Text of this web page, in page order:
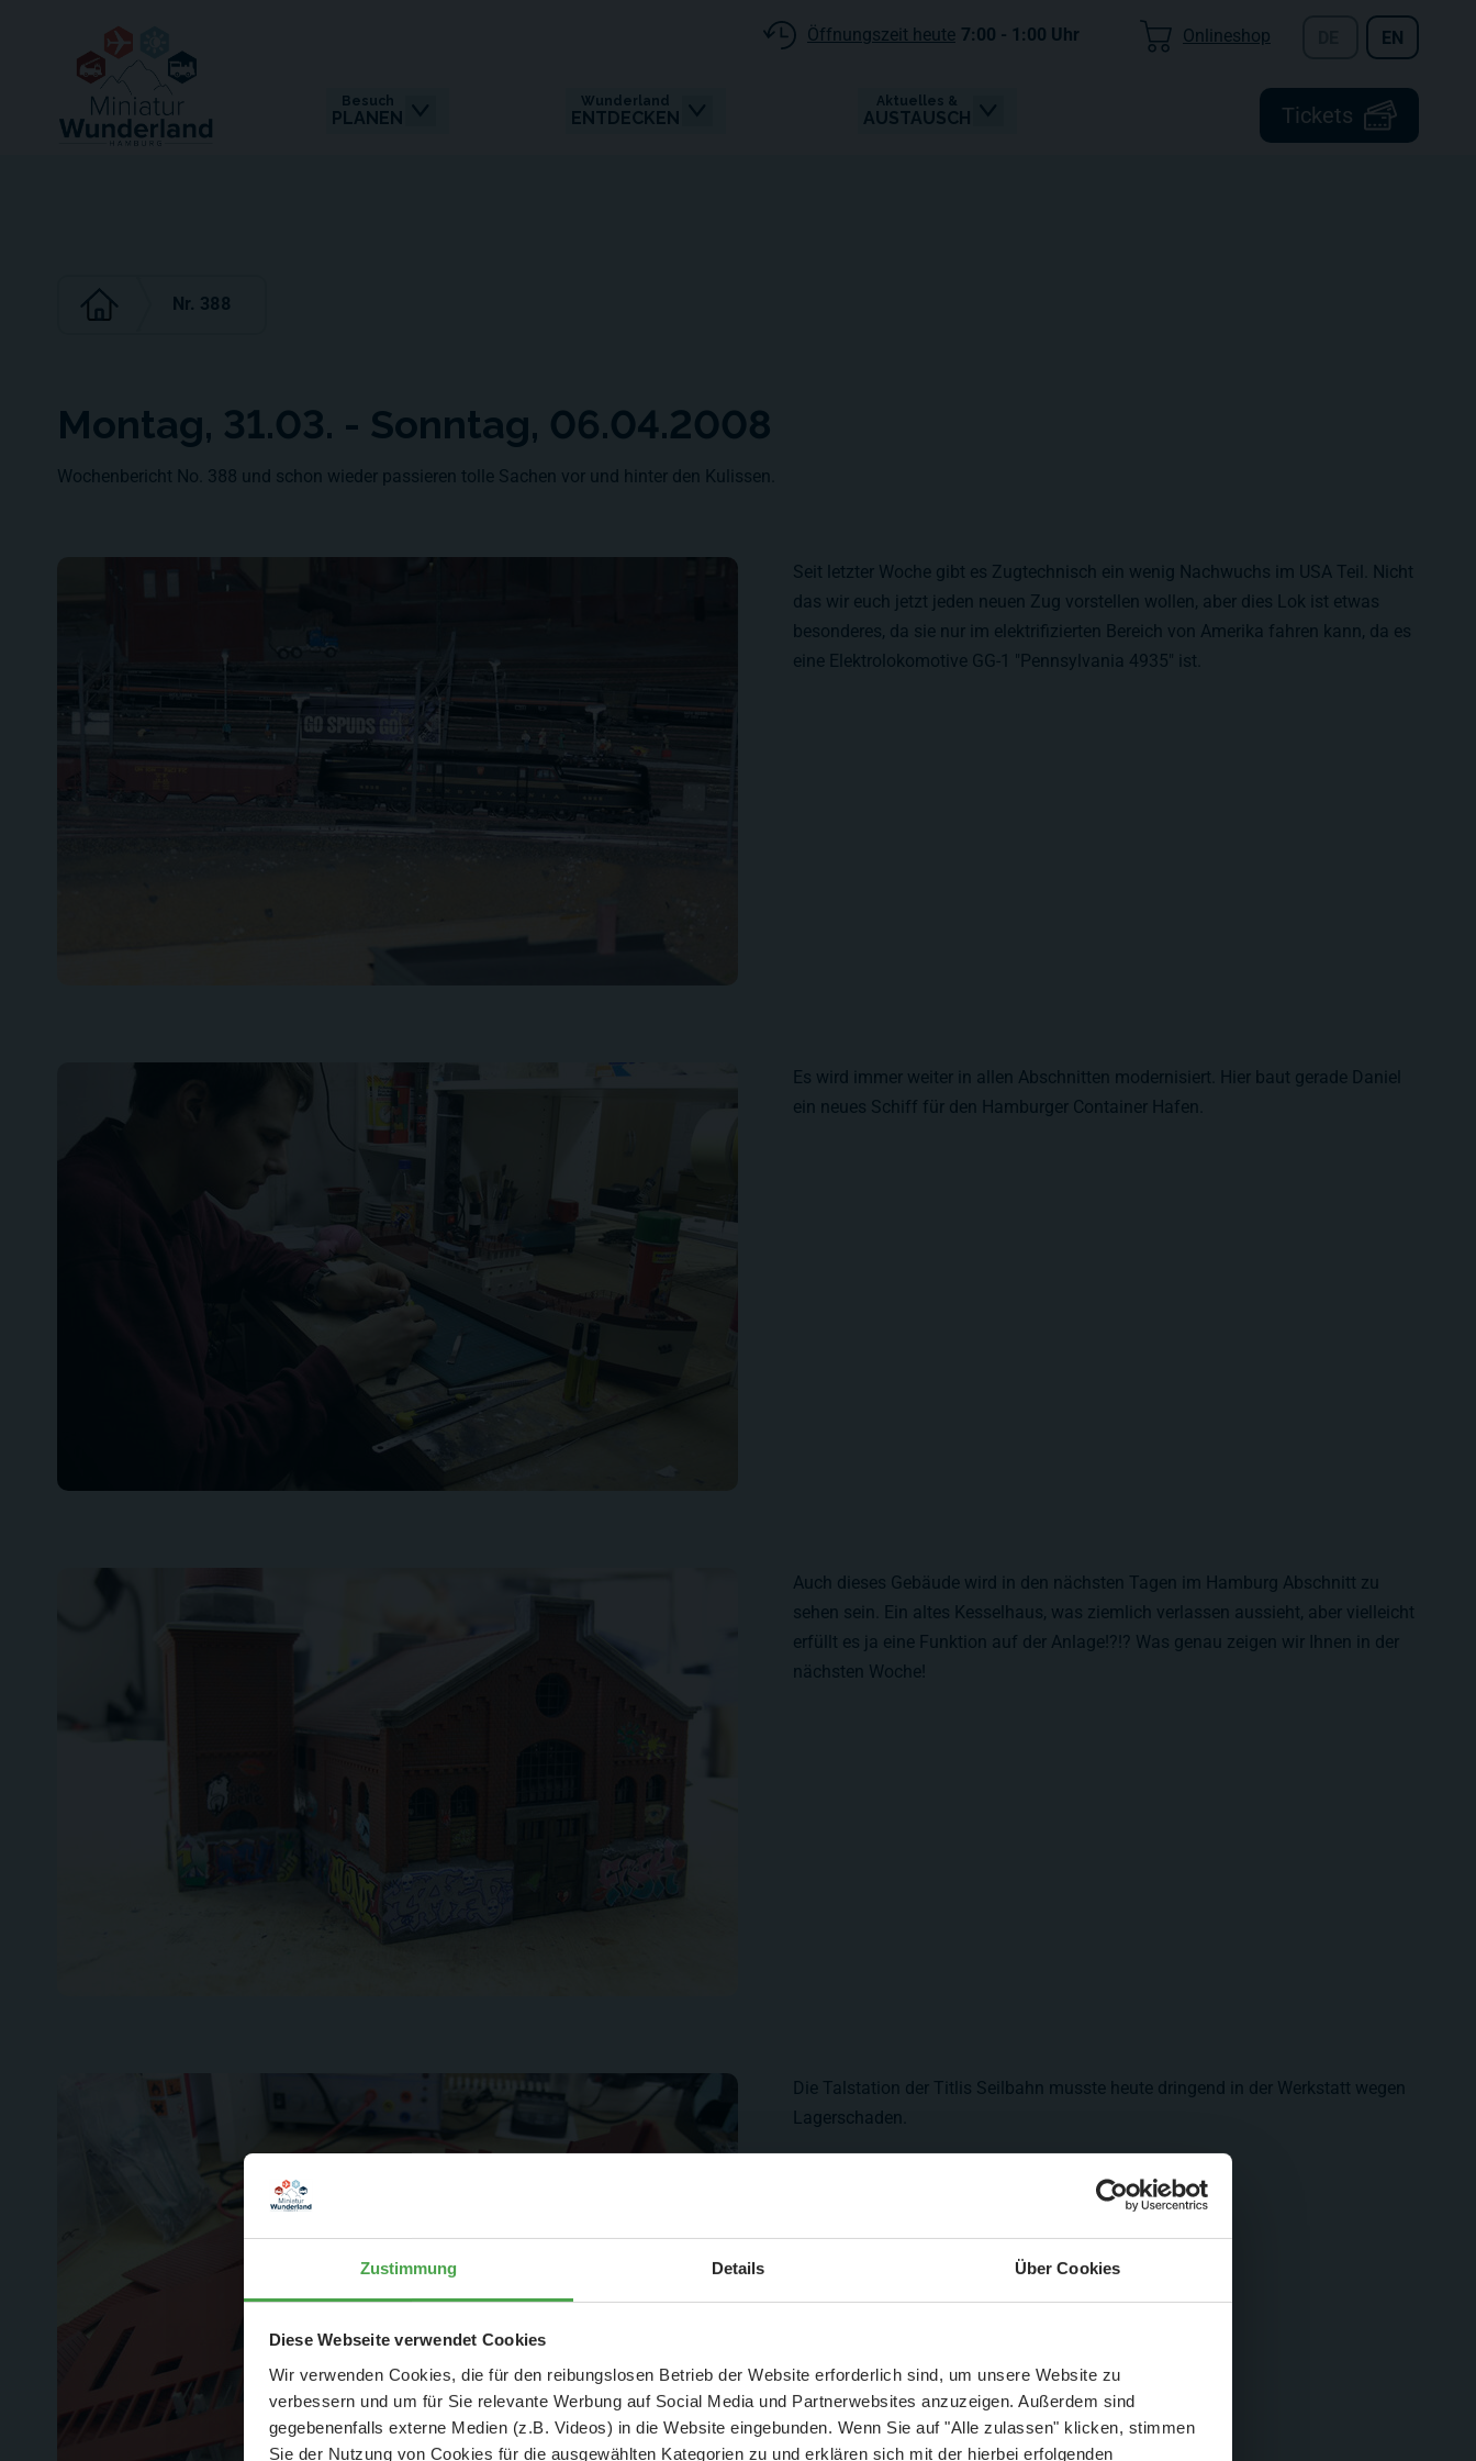
Zustimmung Details Über Cookies
Diese Webseite verwendet Cookies
Wir verwenden Cookies, die für den reibungslosen Betrieb der Website erforderlich sind, um unsere Website zu
verbessern und um für Sie relevante Werbung auf Social Media und Partnerwebsites anzuzeigen. Außerdem sind
gegebenenfalls externe Medien (z.B. Videos) in die Website eingebunden. Wenn Sie auf "Alle zulassen" klicken, stimmen
Sie der Nutzung von Cookies für die ausgewählten Kategorien zu und erklären sich mit der hierbei erfolgenden
Tickets
Besuch
PLANEN
Wunderland
ENTDECKEN
Aktuelles &
AUSTAUSCH
Öffnungszeit heute 7:00 - 1:00 Uhr Onlineshop EN
Nr. 388
Montag, 31.03. - Sonntag, 06.04.2008
Wochenbericht No. 388 und schon wieder passieren tolle Sachen vor und hinter den Kulissen.
Seit letzter Woche gibt es Zugtechnisch ein wenig Nachwuchs im USA Teil. Nicht
das wir euch jetzt jeden neuen Zug vorstellen wollen, aber dies Lok ist etwas
besonderes, da sie nur im elektrifizierten Bereich von Amerika fahren kann, da es
eine Elektrolokomotive GG-1 "Pennsylvania 4935" ist.
Es wird immer weiter in allen Abschnitten modernisiert. Hier baut gerade Daniel
ein neues Schiff für den Hamburger Container Hafen.
Auch dieses Gebäude wird in den nächsten Tagen im Hamburg Abschnitt zu
sehen sein. Ein altes Kesselhaus, was ziemlich verlassen aussieht, aber vielleicht
erfüllt es ja eine Funktion auf der Anlage!?!? Was genau zeigen wir Ihnen in der
nächsten Woche!
Die Talstation der Titlis Seilbahn musste heute dringend in der Werkstatt wegen
Lagerschaden.
Schließen
Aktuelle Mitteilung
Der Spar-Hammer: 25 % Ersparnis bei Große Pötte & kleine Züge im August
und September - ohne Wartezeit
- Abendliche Hafenrundfahrt/Lichterfahrt 🛥️
- anschließender Wunderland-BesuchOHNEWartezeit 🚂